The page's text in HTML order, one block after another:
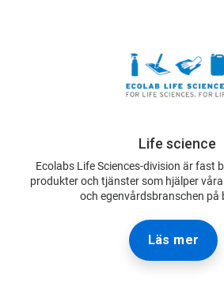
Life science
Ecolabs Life Sciences-division är fast
produkter och tjänster som hjälper
och egenvårdsbranschen på
Läs mer